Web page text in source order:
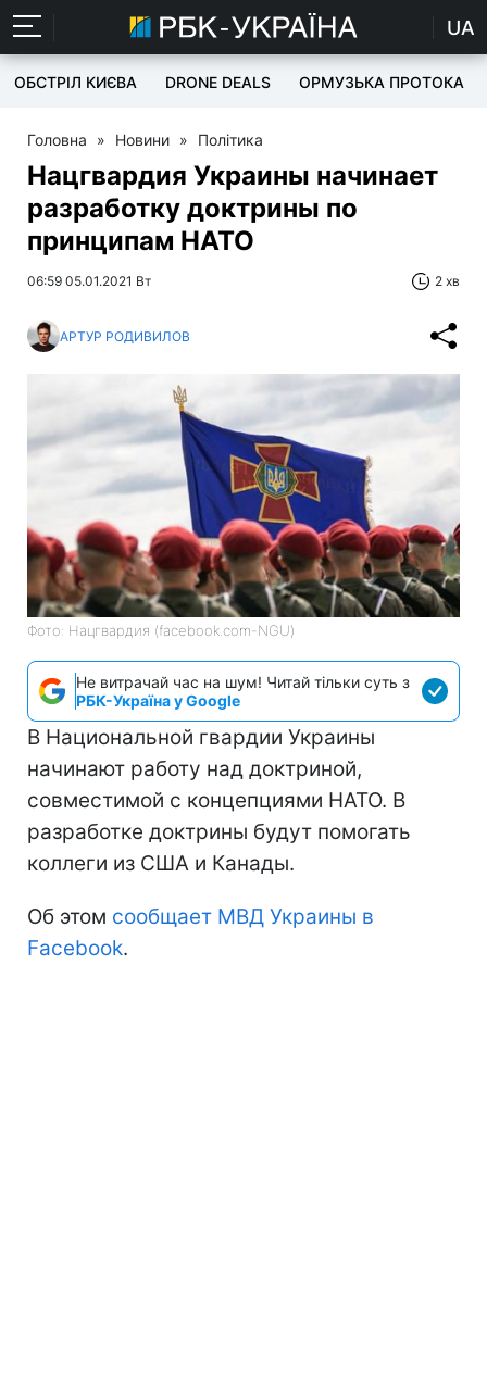
UA
ОБСТРІЛ КИЄВА DRONE DEALS ОРМУЗЬКА ПРОТОКА
Головна » Новини » Політика
Нацгвардия Украины начинает
разработку доктрины по
принципам НАТО
06:59 05.01.2021 Вт 2 хв
АРТУР РОДИВИЛОВ
Фото: Нацгвардия (facebook.com-NGU)
Не витрачай час на шум! Читай тільки суть з
РБК-Україна у Google
В Национальной гвардии Украины
начинают работу над доктриной,
совместимой с концепциями НАТО. В
разработке доктрины будут помогать
коллеги из США и Канады.
Об этом сообщает МВД Украины в
Facebook.